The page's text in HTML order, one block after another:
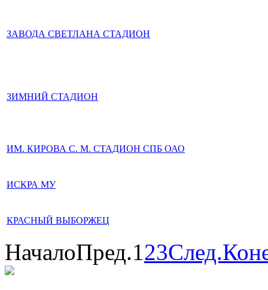
ЗАВОДА СВЕТЛАНА СТАДИОН
ЗИМНИЙ СТАДИОН
ИМ. КИРОВА С. М. СТАДИОН СПБ ОАО
ИСКРА МУ
КРАСНЫЙ ВЫБОРЖЕЦ
НачалоПред.123След.